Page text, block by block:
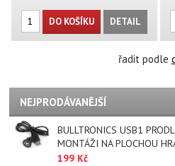
DO KOŠÍKU DETAIL
řadit podle
NEJPRODÁVANĚJŠÍ
BULLTRONICS USB1
MONTÁŽI NA PLOCHOU
199 Kč